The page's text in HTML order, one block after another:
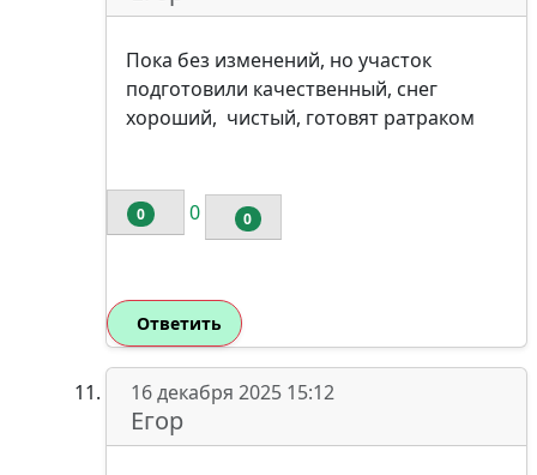
Пока без изменений, но участок
подготовили качественный, снег
хороший, чистый, готовят ратраком
0 0 0
Ответить
16 декабря 2025 15:12
Егор